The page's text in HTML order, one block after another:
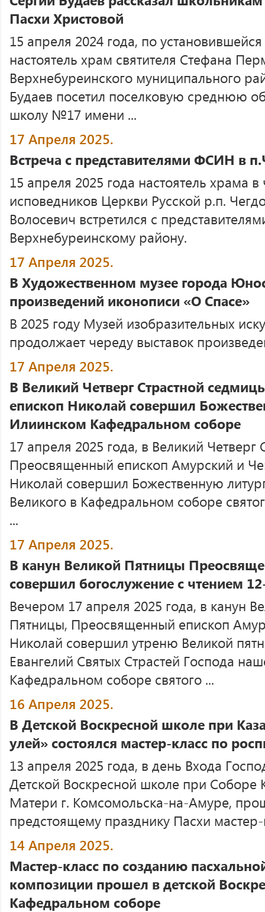
Пасхи Христовой
15 апреля 2024 года, по
настоятель храм святителя Стефана
Верхнебуреинского муниципального
Будаев посетил поселковую среднюю
школу №17 имени ...
17 Апреля 2025.
Встреча с представителями ФСИН в
15 апреля 2025 года настоятель храма
исповедников Церкви Русской р.п.
Волосевич встретился с
Верхнебуреинскому району.
17 Апреля 2025.
В Художественном музее города
произведений иконописи «О Спасе»
В 2025 году Музей изобразительных
продолжает череду выставок
17 Апреля 2025.
В Великий Четверг Страстной
епископ Николай совершил
Илиинском Кафедральном соборе
17 апреля 2025 года, в Великий
Преосвященный епископ Амурский и
Николай совершил Божественную
Великого в Кафедральном соборе
...
17 Апреля 2025.
В канун Великой Пятницы
совершил богослужение с чтением
Вечером 17 апреля 2025 года, в канун
Пятницы, Преосвященный епископ
Николай совершил утреню Великой
Евангелий Святых Страстей Господа
Кафедральном соборе святого ...
16 Апреля 2025.
В Детской Воскресной школе при
улей» состоялся мастер-класс по
13 апреля 2025 года, в день Входа
Детской Воскресной школе при Соборе
Матери г. Комсомольска-на-Амуре,
предстоящему празднику Пасхи
14 Апреля 2025.
Мастер-класс по созданию
композиции прошел в детской
Кафедральном соборе